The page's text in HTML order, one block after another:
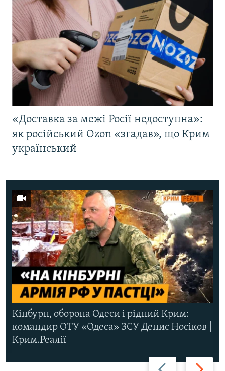
«Доставка за межі Росії недоступна»:
як російський Ozon «згадав», що Крим
український
Назад Вперед
Кінбурн, оборона Одеси і рідний Крим:
командир ОТУ «Одеса» ЗСУ Денис Носіков |
Крим.Реалії